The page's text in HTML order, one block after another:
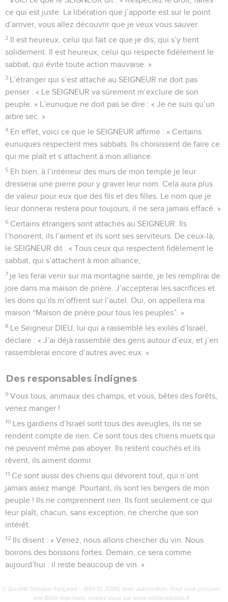
ce qui est juste. La libération que j’apporte est sur le point
d’arriver, vous allez découvrir que je veux vous sauver.
2 Il est heureux, celui qui fait ce que je dis, qui s’y tient
solidement. Il est heureux, celui qui respecte fidèlement le
sabbat, qui évite toute action mauvaise. »
3 L’étranger qui s’est attaché au SEIGNEUR ne doit pas
penser : « Le SEIGNEUR va sûrement m’exclure de son
peuple. » L’eunuque ne doit pas se dire : « Je ne suis qu’un
arbre sec. »
4 En effet, voici ce que le SEIGNEUR affirme : « Certains
eunuques respectent mes sabbats. Ils choisissent de faire ce
qui me plaît et s’attachent à mon alliance.
5 Eh bien, à l’intérieur des murs de mon temple je leur
dresserai une pierre pour y graver leur nom. Cela aura plus
de valeur pour eux que des fils et des filles. Le nom que je
leur donnerai restera pour toujours, il ne sera jamais effacé. »
6 Certains étrangers sont attachés au SEIGNEUR. Ils
l’honorent, ils l’aiment et ils sont ses serviteurs. De ceux-là,
le SEIGNEUR dit : « Tous ceux qui respectent fidèlement le
sabbat, qui s’attachent à mon alliance,
7 je les ferai venir sur ma montagne sainte, je les remplirai de
joie dans ma maison de prière. J’accepterai les sacrifices et
les dons qu’ils m’offrent sur l’autel. Oui, on appellera ma
maison “Maison de prière pour tous les peuples”. »
8 Le Seigneur DIEU, lui qui a rassemblé les exilés d’Israël,
déclare : « J’ai déjà rassemblé des gens autour d’eux, et j’en
rassemblerai encore d’autres avec eux. »
Des responsables indignes
9 Vous tous, animaux des champs, et vous, bêtes des forêts,
venez manger !
10 Les gardiens d’Israël sont tous des aveugles, ils ne se
rendent compte de rien. Ce sont tous des chiens muets qui
ne peuvent même pas aboyer. Ils restent couchés et ils
rêvent, ils aiment dormir.
11 Ce sont aussi des chiens qui dévorent tout, qui n’ont
jamais assez mangé. Pourtant, ils sont les bergers de mon
peuple ! Ils ne comprennent rien. Ils font seulement ce qui
leur plaît, chacun, sans exception, ne cherche que son
intérêt.
12 Ils disent : « Venez, nous allons chercher du vin. Nous
boirons des boissons fortes. Demain, ce sera comme
aujourd’hui : il reste beaucoup de vin. »
© Société biblique française – Bibli’O, 2000, avec autorisation. Pour vous procurer
une Bible imprimée, rendez-vous sur www.editionsbiblio.fr